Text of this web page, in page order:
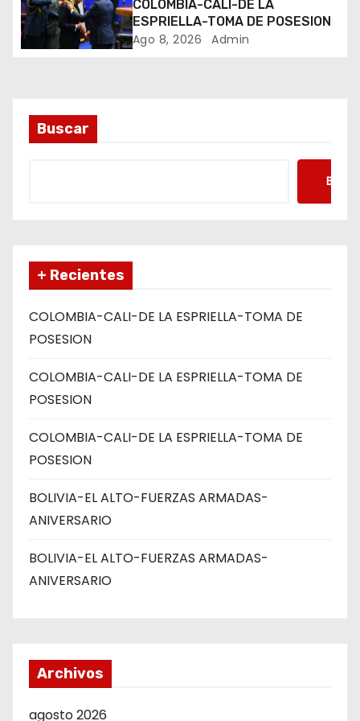
t
COLOMBIA-CALI-DE LA
ESPRIELLA-TOMA DE POSESION
Ago 8, 2026 Admin
Buscar
+ Recientes
COLOMBIA-CALI-DE LA ESPRIELLA-TOMA DE
POSESION
COLOMBIA-CALI-DE LA ESPRIELLA-TOMA DE
POSESION
COLOMBIA-CALI-DE LA ESPRIELLA-TOMA DE
POSESION
BOLIVIA-EL ALTO-FUERZAS ARMADAS-
ANIVERSARIO
BOLIVIA-EL ALTO-FUERZAS ARMADAS-
ANIVERSARIO
Archivos
agosto 2026